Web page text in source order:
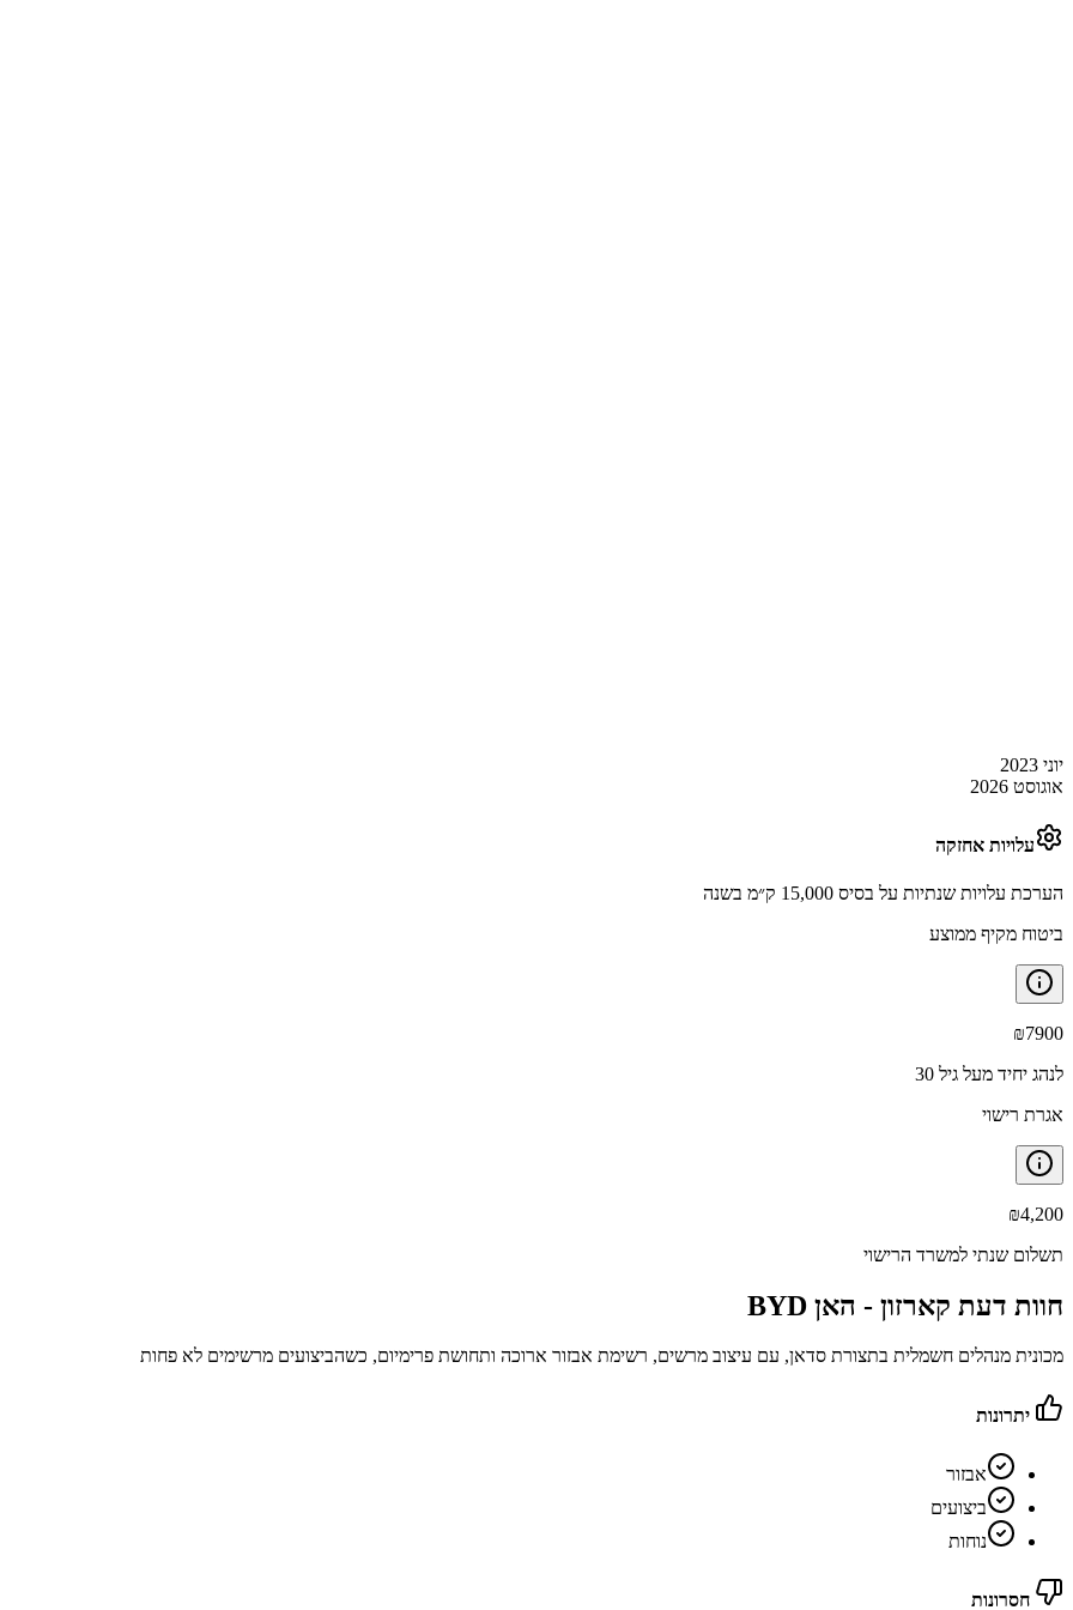
יוני 2023
אוגוסט 2026
עלויות אחזקה
הערכת עלויות שנתיות על בסיס 15,000 ק״מ בשנה
ביטוח מקיף ממוצע
₪7900
לנהג יחיד מעל גיל 30
אגרת רישוי
₪4,200
תשלום שנתי למשרד הרישוי
חוות דעת קארזון - BYD האן
מכונית מנהלים חשמלית בתצורת סדאן, עם עיצוב מרשים, רשימת אבזור ארוכה ותחושת פרימיום, כשהביצועים מרשימים לא פחות
יתרונות
אבזור
ביצועים
נוחות
חסרונות